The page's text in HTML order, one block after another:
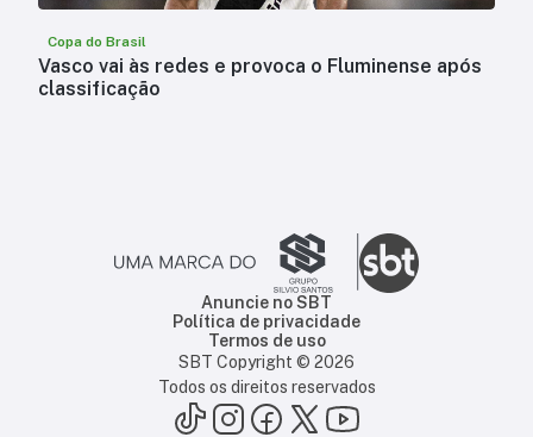
Copa do Brasil
Vasco vai às redes e provoca o Fluminense após
classificação
Anuncie no SBT
Política de privacidade
Termos de uso
SBT Copyright © 2026
Todos os direitos reservados